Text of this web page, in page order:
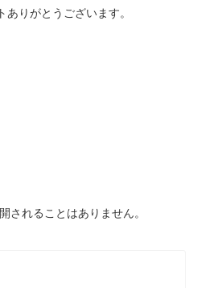
ありがとうございます。
されることはありません。